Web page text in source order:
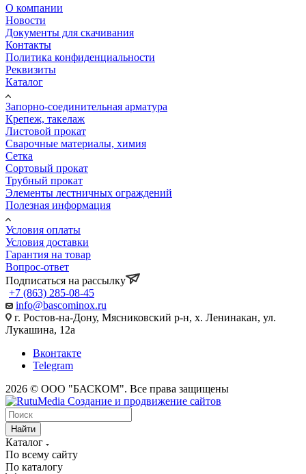
О компании
Новости
Документы для скачивания
Контакты
Политика конфиденциальности
Реквизиты
Каталог
Запорно-соединительная арматура
Крепеж, такелаж
Листовой прокат
Сварочные материалы, химия
Сетка
Сортовый прокат
Трубный прокат
Элементы лестничных ограждений
Полезная информация
Условия оплаты
Условия доставки
Гарантия на товар
Вопрос-ответ
Подписаться на рассылку
+7 (863) 285-08-45
info@bascominox.ru
г. Ростов-на-Дону, Мясниковский р-н, х. Ленинакан, ул.
Лукашина, 12а
Вконтакте
Telegram
2026 © ООО "БАСКОМ". Все права защищены
Найти
Каталог
По всему сайту
По каталогу